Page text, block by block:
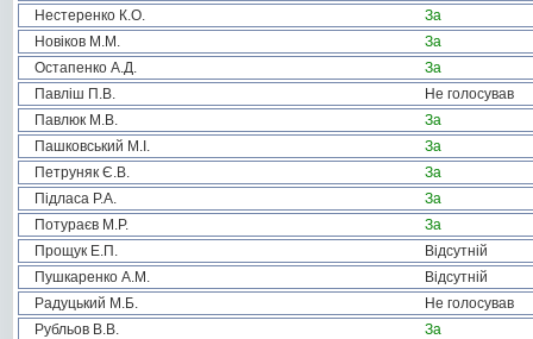
Нестеренко К.О.
За
Новіков М.М.
За
Остапенко А.Д.
За
Павліш П.В.
Не голосував
Павлюк М.В.
За
Пашковський М.І.
За
Петруняк Є.В.
За
Підласа Р.А.
За
Потураєв М.Р.
За
Прощук Е.П.
Відсутній
Пушкаренко А.М.
Відсутній
Радуцький М.Б.
Не голосував
Рубльов В.В.
За